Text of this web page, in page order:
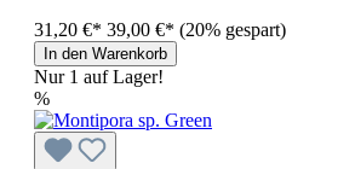
31,20 €* 39,00 €* (20% gespart)
In den Warenkorb
Nur 1 auf Lager!
%